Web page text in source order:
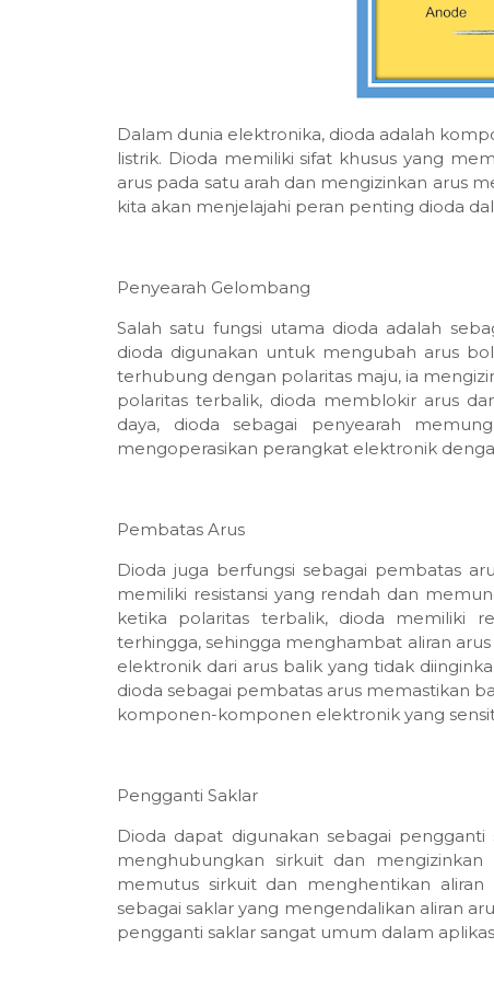
Dalam dunia elektronika, dioda adalah
listrik. Dioda memiliki sifat khusus yang
arus pada satu arah dan mengizinkan arus
kita akan menjelajahi peran penting dioda
Penyearah Gelombang
Salah satu fungsi utama dioda adalah
dioda digunakan untuk mengubah arus
terhubung dengan polaritas maju, ia
polaritas terbalik, dioda memblokir arus
daya, dioda sebagai penyearah
mengoperasikan perangkat elektronik
Pembatas Arus
Dioda juga berfungsi sebagai pembatas
memiliki resistansi yang rendah dan
ketika polaritas terbalik, dioda memiliki
terhingga, sehingga menghambat aliran
elektronik dari arus balik yang tidak
dioda sebagai pembatas arus memastikan
komponen-komponen elektronik yang
Pengganti Saklar
Dioda dapat digunakan sebagai
menghubungkan sirkuit dan
memutus sirkuit dan menghentikan
sebagai saklar yang mengendalikan aliran
pengganti saklar sangat umum dalam